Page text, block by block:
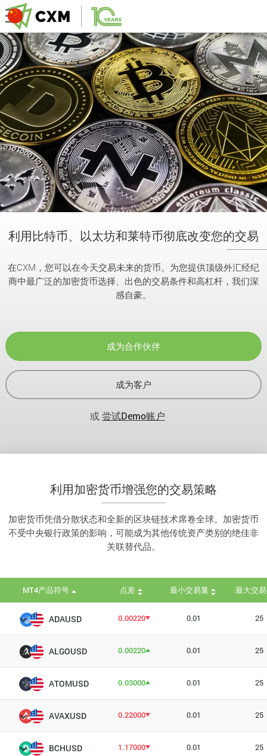
利用比特币、以太坊和莱特币彻底改变您的交易
在CXM，您可以在今天交易未来的货币。为您提供顶级外汇经纪
商中最广泛的加密货币选择、出色的交易条件和高杠杆，我们深
感自豪。
成为合作伙伴
成为客户
或尝试Demo账户
利用加密货币增强您的交易策略
加密货币凭借分散状态和全新的区块链技术席卷全球。加密货币
不受中央银行政策的影响，可能成为其他传统资产类别的绝佳非
关联替代品。
MT4产品符号 点差 最小交易量 最大交
ADAUSD 0.00220 0.01 25
ALGOUSD 0.00220 0.01 25
ATOMUSD 0.03000 0.01 25
AVAXUSD 0.22000 0.01 25
BCHUSD 1.17000 0.01 25